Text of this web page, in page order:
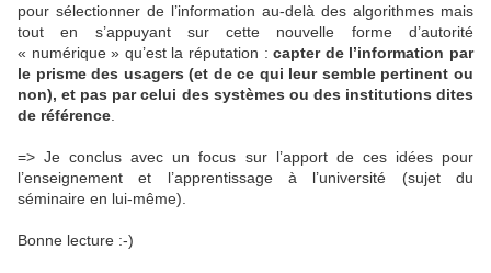
pour sélectionner de l’information au-delà des algorithmes mais
tout en s’appuyant sur cette nouvelle forme d’autorité
« numérique » qu’est la réputation :capter de l’information par
le prisme des usagers (et de ce qui leur semble pertinent ou
non), et pas par celui des systèmes ou des institutions dites
de référence
=> Je conclus avec un focus sur l’apport de ces idées pour
l’enseignement et l’apprentissage à l’université (sujet du
séminaire en lui-même).
Bonne lecture :-)